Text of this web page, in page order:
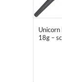
Unicorn
18g –